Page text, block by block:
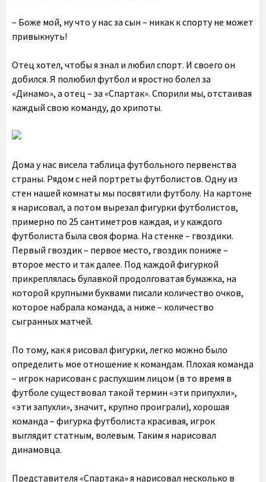
– Боже мой, ну что у нас за сын – никак к спорту не может
привыкнуть!
Отец хотел, чтобы я знал и любил спорт. И своего он
добился. Я полюбил футбол и яростно болел за
«Динамо», а отец – за «Спартак». Спорили мы, отстаивая
каждый свою команду, до хрипоты.
Дома у нас висела таблица футбольного первенства
страны. Рядом с ней портреты футболистов. Одну из
стен нашей комнаты мы посвятили футболу. На картоне
я нарисовал, а потом вырезал фигурки футболистов,
примерно по 25 сантиметров каждая, и у каждого
футболиста была своя форма. На стенке – гвоздики.
Первый гвоздик – первое место, гвоздик пониже –
второе место и так далее. Под каждой фигуркой
прикреплялась булавкой продолговатая бумажка, на
которой крупными буквами писали количество очков,
которое набрала команда, а ниже – количество
сыгранных матчей.
По тому, как я рисовал фигурки, легко можно было
определить мое отношение к командам. Плохая команда
– игрок нарисован с распухшим лицом (в то время в
футболе существовал такой термин «эти припухли»,
«эти запухли», значит, крупно проиграли), хорошая
команда – фигурка футболиста красивая, игрок
выглядит статным, волевым. Таким я нарисовал
динамовца.
Представителя «Спартака» я нарисовал несколько в